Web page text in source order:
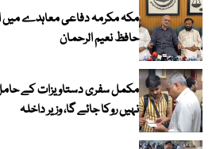
مکہ مکرمہ دفاعی معاہدے میں
حافظ نعیم الرحمان
مکمل سفری دستاویزات کے
نہیں روکا جائے گا، وزیر داخلہ